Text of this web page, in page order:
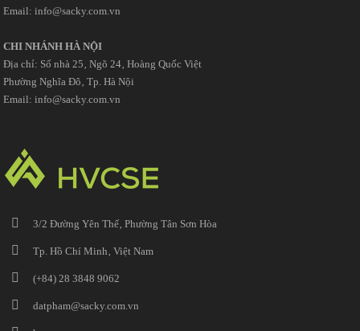
Email: info@sacky.com.vn
CHI NHÁNH HÀ NỘI
Địa chỉ: Số nhà 25‚ Ngõ 24‚ Hoàng Quốc Việt
Phường Nghĩa Đô‚ Tp. Hà Nội
Email: info@sacky.com.vn
3/2 Đường Yên Thế‚ Phường Tân Sơn Hòa
Tp. Hồ Chí Minh‚ Việt Nam
(+84) 28 3848 9062
datpham@sacky.com.vn